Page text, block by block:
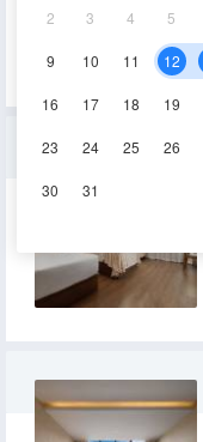
2 3 4 5
9 10 11 12
16 17 18 19
23 24 25 26
30 31